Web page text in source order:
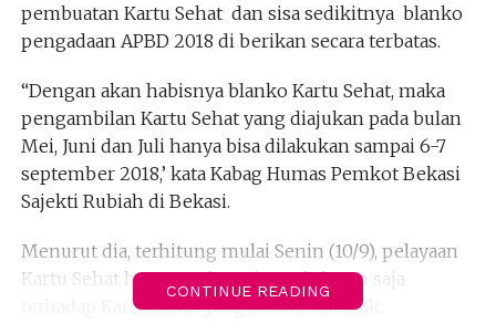
pembuatan Kartu Sehat dan sisa sedikitnya blanko
pengadaan APBD 2018 di berikan secara terbatas.
“Dengan akan habisnya blanko Kartu Sehat, maka
pengambilan Kartu Sehat yang diajukan pada bulan
Mei, Juni dan Juli hanya bisa dilakukan sampai 6-7
september 2018,’ kata Kabag Humas Pemkot Bekasi
Sajekti Rubiah di Bekasi.
Menurut dia, terhitung mulai Senin (10/9), pelayaan
Kartu Sehat hanya melayani pendaftaran saja
terhadap Kartu Sehat yang belum tercetak.
CONTINUE READING